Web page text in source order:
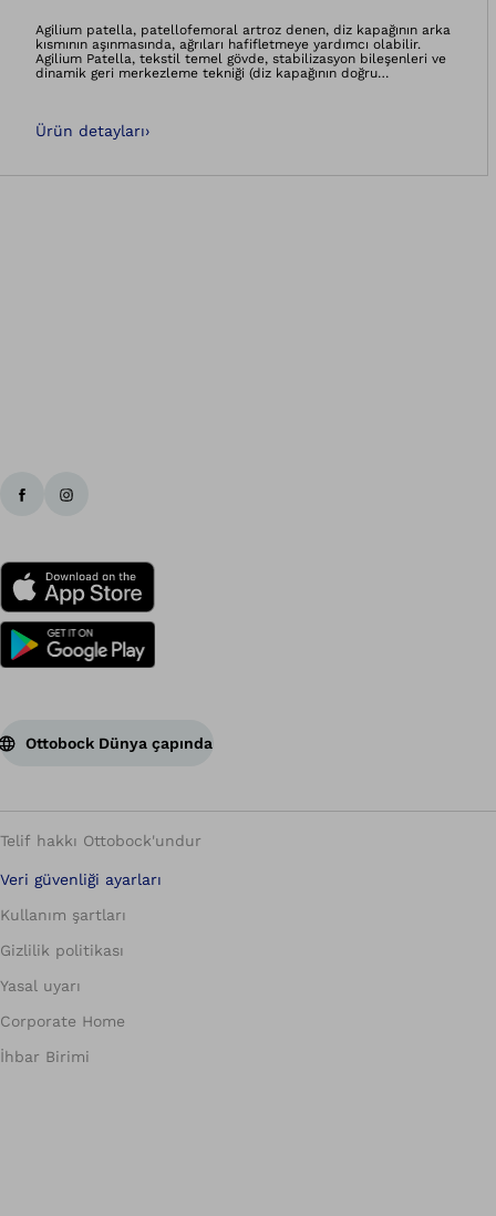
Resmi galeri
Agilium patella, patellofemoral artroz denen, diz kapağının arka
kısmının aşınmasında, ağrıları hafifletmeye yardımcı olabilir.
Agilium Patella, tekstil temel gövde, stabilizasyon bileşenleri ve
dinamik geri merkezleme tekniği (diz kapağının doğru
kanıtlanabilir biçimde azaltılır.Ortez farklı hareketlere
Ürün detayları›
Ottobock Dünya çapında
Telif hakkı Ottobock'undur
Veri güvenliği ayarları
Kullanım şartları
Gizlilik politikası
Yasal uyarı
Corporate Home
İhbar Birimi